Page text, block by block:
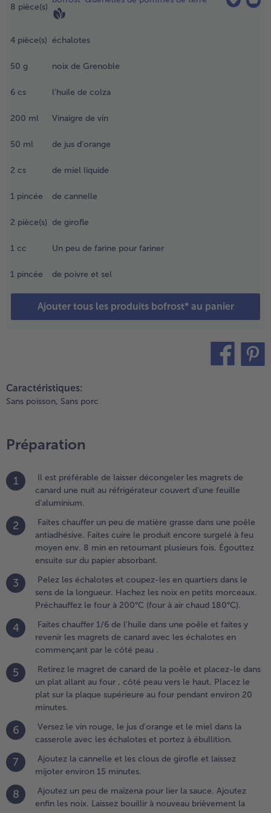
8 pièce(s)
4 pièce(s) échalotes
50 g noix de Grenoble
6 cs l'huile de colza
200 ml Vinaigre de vin
50 ml de jus d'orange
2 cs de miel liquide
1 pincée de cannelle
2 pièce(s) de girofle
1 cc Un peu de farine pour fariner
1 pincée de poivre et sel
Ajouter tous les produits bofrost* au panier
canard
feuille
de
dans
produit
à
les
en
le sens
la
en
à
(four
1/6
l'huile
les
de
échalotes
le côté
Caractéristiques:
Sans poisson, Sans porc
Préparation
1
Il est préférable de laisser décongeler les magrets de
canard une nuit au réfrigérateur couvert d’une feuille
d'aluminium.
2
Faites chauffer un peu de matière grasse dans une poêle
antiadhésive. Faites cuire le produit encore surgelé à feu
moyen env. 8 min en retournant plusieurs fois. Égouttez
ensuite sur du papier absorbant.
3
Pelez les échalotes et coupez-les en quartiers dans le
sens de la longueur. Hachez les noix en petits morceaux.
Préchauffez le four à 200°C (four à air chaud 180°C).
4
Faites chauffer 1/6 de l'huile dans une poêle et faites y
revenir les magrets de canard avec les échalotes en
commençant par le côté peau .
5
Retirez le magret de canard de la poêle et placez-le dans
un plat allant au four , côté peau vers le haut. Placez le
plat sur la plaque supérieure au four pendant environ 20
minutes.
6
Versez le vin rouge, le jus d'orange et le miel dans la
casserole avec les échalotes et portez à ébullition.
7
Ajoutez la cannelle et les clous de girofle et laissez
mijoter environ 15 minutes.
8
Ajoutez un peu de maïzena pour lier la sauce. Ajoutez
enfin les noix. Laissez bouillir à nouveau brièvement la